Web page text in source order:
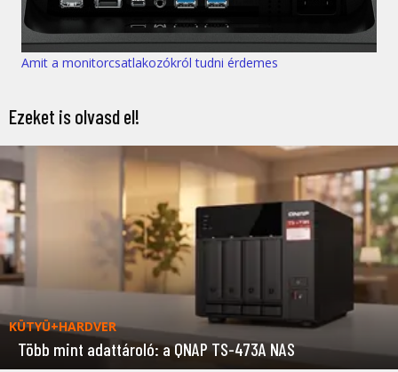
Amit a monitorcsatlakozókról tudni érdemes
Ezeket is olvasd el!
KÜTYÜ+HARDVER
Több mint adattároló: a QNAP TS-473A NAS